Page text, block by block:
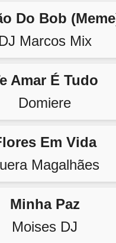
Do Bob
DJ Marcos Mix
Amar É Tudo
Domiere
Em Vida
Magalhães
Minha Paz
Moises DJ